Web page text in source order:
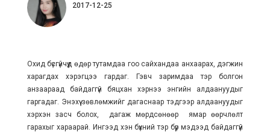
2017-12-25
Охид бүсгүйчүүд өдөр тутамдаа гоо сайхандаа анхаарах, дэгжин
харагдах хэрэгцээ гардаг. Гэвч заримдаа тэр болгон
анзаараад байдаггүй бяцхан хэрнээ энгийн алдаануудыг
гаргадаг. Энэхүү зөвлөмжийг дагаснаар тэдгээр алдаануудыг
хэрхэн засч болох, дагаж мөрдсөнөөр ямар өөрчлөлт
гарахыг хараарай. Ингээд хэн бүхний тэр бүр мэдээд байдаггүй